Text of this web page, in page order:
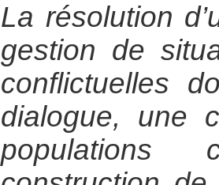
La résolution
gestion de
conflictuelles
dialogue, une